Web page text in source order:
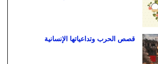
قصص الحرب وتداعياتها الإنسانية